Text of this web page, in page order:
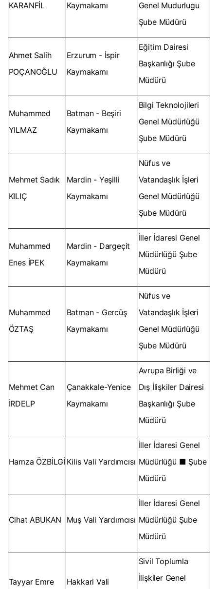
KARANFİL
Kaymakamı
Genel Mudurlugu
Şube Müdürü
Ahmet Salih
POÇANOĞLU
Erzurum - İspir
Kaymakamı
Eğitim Dairesi
Başkanlığı Şube
Müdürü
Muhammed
YILMAZ
Batman - Beşiri
Kaymakamı
Bilgi Teknolojileri
Genel Müdürlüğü
Şube Müdürü
Mehmet Sadık
KILIÇ
Mardin - Yeşilli
Kaymakamı
Nüfus ve
Vatandaşlık İşleri
Genel Müdürlüğü
Şube Müdürü
Muhammed
Enes İPEK
Mardin - Dargeçit
Kaymakamı
İller İdaresi Genel
Müdürlüğü Şube
Müdürü
Muhammed
ÖZTAŞ
Batman - Gercüş
Kaymakamı
Nüfus ve
Vatandaşlık İşleri
Genel Müdürlüğü
Şube Müdürü
Mehmet Can
İRDELP
Çanakkale-Yenice
Kaymakamı
Avrupa Birliği ve
Dış İlişkiler Dairesi
Başkanlığı Şube
Müdürü
Hamza ÖZBİLGİ Kilis Vali Yardımcısı
İller İdaresi Genel
Müdürlüğü ■ Şube
Müdürü
Cihat ABUKAN Muş Vali Yardımcısı
İller İdaresi Genel
Müdürlüğü Şube
Müdürü
Tayyar Emre
Hakkari Vali
Sivil Toplumla
İlişkiler Genel